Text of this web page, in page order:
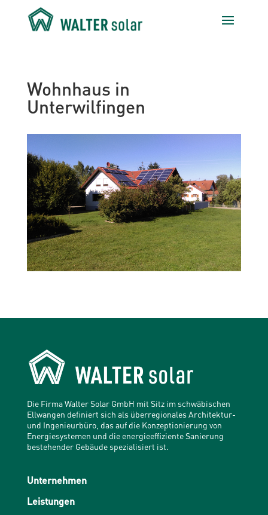
Wohnhaus in
Unterwilfingen
Die Firma Walter Solar GmbH mit Sitz im schwäbischen
Ellwangen definiert sich als überregionales Architektur-
und Ingenieurbüro, das auf die Konzeptionierung von
Energiesystemen und die energieeffiziente Sanierung
bestehender Gebäude spezialisiert ist.
Unternehmen
Leistungen